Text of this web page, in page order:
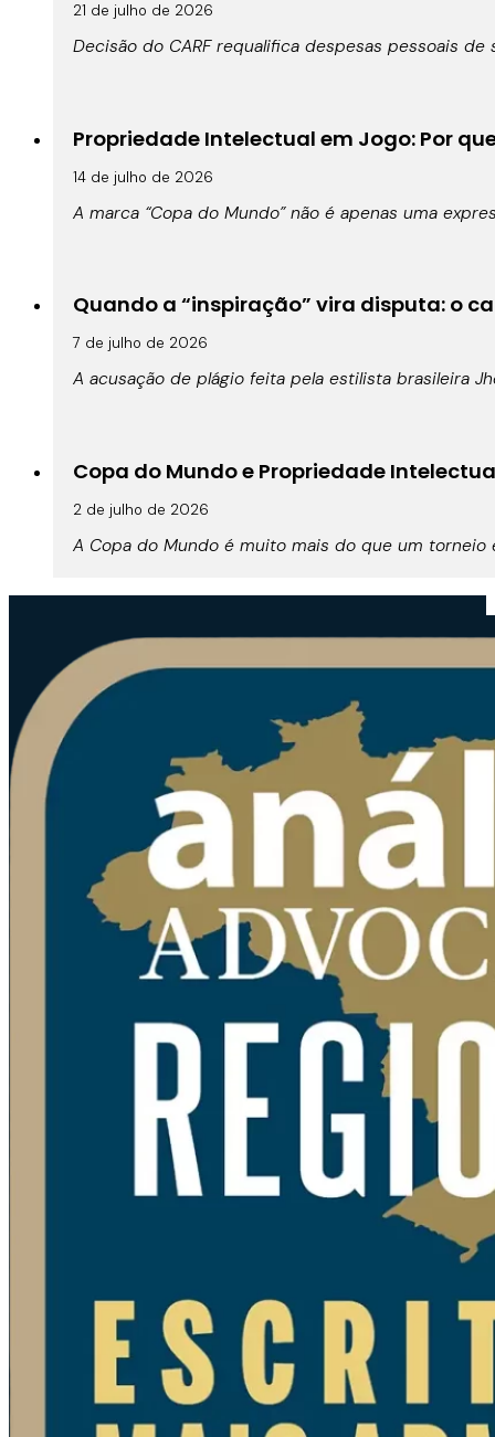
21 de julho de 2026
Decisão do CARF requalifica despesas pessoais
Propriedade Intelectual em Jogo: Por
14 de julho de 2026
A marca “Copa do Mundo” não é apenas uma
Quando a “inspiração” vira disputa: o
7 de julho de 2026
A acusação de plágio feita pela estilista brasileira
Copa do Mundo e Propriedade
2 de julho de 2026
A Copa do Mundo é muito mais do que um